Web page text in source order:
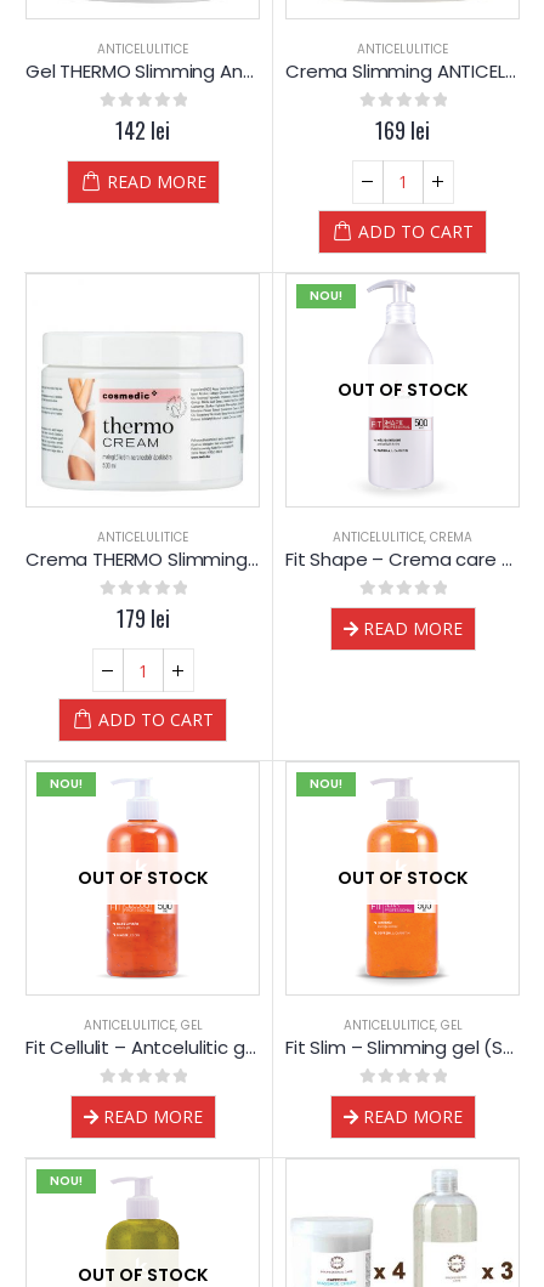
ANTICELULITICE
Gel THERMO Slimming Anticelulitic – 500 ml – CosMedic
out of 5
142 lei
READ MORE
ANTICELULITICE
Crema Slimming ANTICELULITA (non-termica) – 500 ml – CosMedic
out of 5
169 lei
ADD TO CART
ANTICELULITICE
Crema THERMO Slimming Anticelulitica – 500 ml – CosMedic
out of 5
179 lei
ADD TO CART
NOU!
OUT OF STOCK
ANTICELULITICE, CREMA
Fit Shape – Crema care stimuleaza Arderea Grasimii – Dr.Kelen
0out of 5
READ MORE
NOU!
OUT OF STOCK
ANTICELULITICE, GEL
Fit Cellulit – Antcelulitic gel – Dr.Kelen
0out of 5
READ MORE
NOU!
OUT OF STOCK
ANTICELULITICE, GEL
Fit Slim – Slimming gel (SLABIRE) – Dr.Kelen
0out of 5
READ MORE
NOU!
OUT OF STOCK